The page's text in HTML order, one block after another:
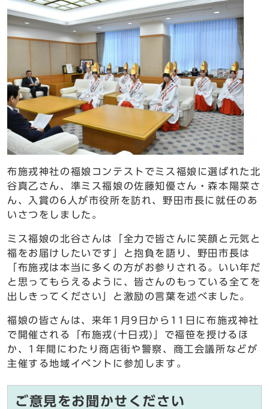
布施戎神社の福娘コンテストでミス福娘に選ばれた北
谷真乙さん、準ミス福娘の佐藤知優さん・森本陽菜さ
ん、入賞の6人が市役所を訪れ、野田市長に就任のあ
いさつをしました。
ミス福娘の北谷さんは「全力で皆さんに笑顔と元気と
福をお届けしたいです」と抱負を語り、野田市長は
「布施戎は本当に多くの方がお参りされる。いい年だ
と思ってもらえるように、皆さんのもっている全てを
出しきってください」と激励の言葉を述べました。
福娘の皆さんは、来年1月9日から11日に布施戎神社
で開催される「布施戎(十日戎)」で福笹を授けるほ
か、1年間にわたり商店街や警察、商工会議所などが
主催する地域イベントに参加します。
ご意見をお聞かせください